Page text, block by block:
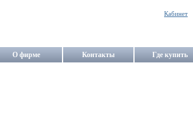
Кабинет
О фирме Контакты Где купить